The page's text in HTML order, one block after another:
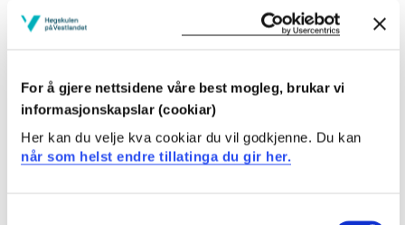
For å gjere nettsidene våre best mogleg, brukar vi
informasjonskapslar (cookiar)
Her kan du velje kva cookiar du vil godkjenne. Du kan
når som helst endre tillatinga du gir her.
språkdidaktiske omgrep og perspektiv
har kunnskapar om det å læra norsk som andrespråk
Ferdigheter
Studenten
norskundervisning for elevar på mellomsteget og